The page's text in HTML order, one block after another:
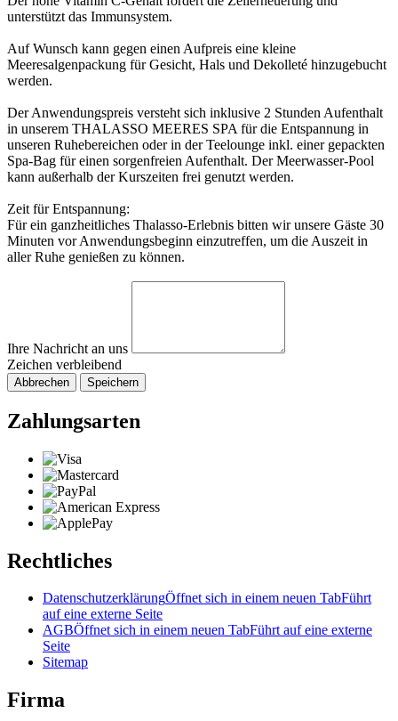
unterstützt das Immunsystem.
Auf Wunsch kann gegen einen Aufpreis eine kleine
Meeresalgenpackung für Gesicht, Hals und Dekolleté hinzugebucht
werden.
Der Anwendungspreis versteht sich inklusive 2 Stunden Aufenthalt
in unserem THALASSO MEERES SPA für die Entspannung in
unseren Ruhebereichen oder in der Teelounge inkl. einer gepackten
Spa-Bag für einen sorgenfreien Aufenthalt. Der Meerwasser-Pool
kann außerhalb der Kurszeiten frei genutzt werden.
Zeit für Entspannung:
Für ein ganzheitliches Thalasso-Erlebnis bitten wir unsere Gäste 30
Minuten vor Anwendungsbeginn einzutreffen, um die Auszeit in
aller Ruhe genießen zu können.
Ihre Nachricht an uns
Zeichen verbleibend
Abbrechen Speichern
Zahlungsarten
Rechtliches
DatenschutzerklärungÖffnet sich in einem neuen TabFührt
auf eine externe Seite
AGBÖffnet sich in einem neuen TabFührt auf eine externe
Seite
Sitemap
Firma